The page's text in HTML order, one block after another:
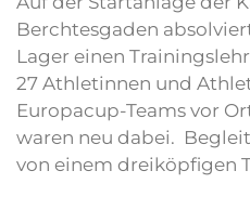
Berchtesgaden
Lager einen
27 Athletinnen und
Europacup-Teams vor
waren neu dabei.
von einem dreiköpfigen